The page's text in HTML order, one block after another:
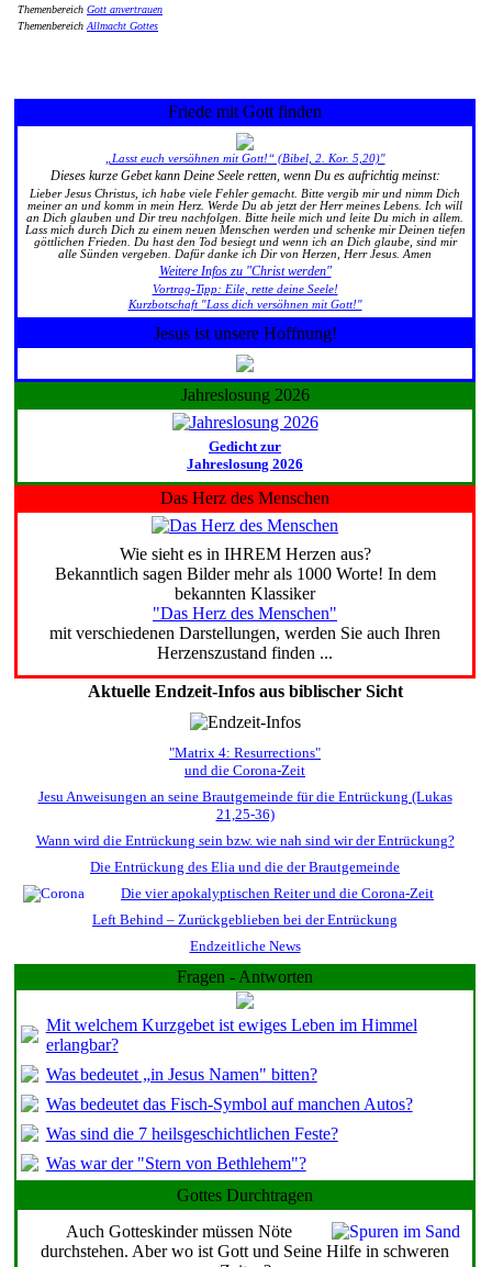
Themenbereich Gott anvertrauen
Themenbereich Allmacht Gottes
Friede mit Gott finden
„Lasst euch versöhnen mit Gott!“ (Bibel, 2. Kor. 5,20)"
Dieses kurze Gebet kann Deine Seele retten, wenn Du es aufrichtig meinst:
Lieber Jesus Christus, ich habe viele Fehler gemacht. Bitte vergib mir und nimm Dich
meiner an und komm in mein Herz. Werde Du ab jetzt der Herr meines Lebens. Ich will
an Dich glauben und Dir treu nachfolgen. Bitte heile mich und leite Du mich in allem.
Lass mich durch Dich zu einem neuen Menschen werden und schenke mir Deinen tiefen
göttlichen Frieden. Du hast den Tod besiegt und wenn ich an Dich glaube, sind mir
alle Sünden vergeben. Dafür danke ich Dir von Herzen, Herr Jesus. Amen
Weitere Infos zu "Christ werden"
Vortrag-Tipp: Eile, rette deine Seele!
Kurzbotschaft "Lass dich versöhnen mit Gott!"
Jesus ist unsere Hoffnung!
Jahreslosung 2026
Gedicht zur
Jahreslosung 2026
Das Herz des Menschen
Wie sieht es in IHREM Herzen aus?
Bekanntlich sagen Bilder mehr als 1000 Worte! In dem
bekannten Klassiker
"Das Herz des Menschen"
mit verschiedenen Darstellungen, werden Sie auch Ihren
Herzenszustand finden ...
Aktuelle Endzeit-Infos aus biblischer Sicht
"Matrix 4: Resurrections"
und die Corona-Zeit
Jesu Anweisungen an seine Brautgemeinde für die Entrückung (Lukas
21,25-36)
Wann wird die Entrückung sein bzw. wie nah sind wir der Entrückung?
Die Entrückung des Elia und die der Brautgemeinde
Die vier apokalyptischen Reiter und die Corona-Zeit
Left Behind – Zurückgeblieben bei der Entrückung
Endzeitliche News
Fragen - Antworten
Mit welchem Kurzgebet ist ewiges Leben im Himmel
erlangbar?
Was bedeutet „in Jesus Namen" bitten?
Was bedeutet das Fisch-Symbol auf manchen Autos?
Was sind die 7 heilsgeschichtlichen Feste?
Was war der "Stern von Bethlehem"?
Gottes Durchtragen
Auch Gotteskinder müssen Nöte
durchstehen. Aber wo ist Gott und Seine Hilfe in schweren